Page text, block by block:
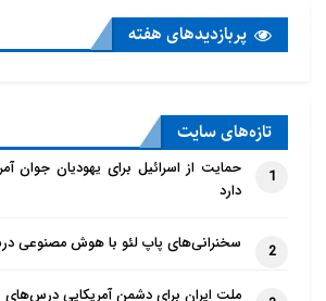
پربازدید‌های هفته
تازه‌‌های سایت
1
حمایت از اسرائیل برای یهودیان جوان
دارد
2 سخنرانی‌های پاپ لئو با هوش مصنوعی
ملت ایران برای دشمن آمریکایی